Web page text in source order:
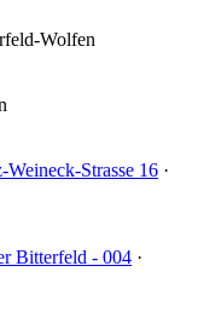
Wolfen
Strasse 16 ·
Bitterfeld - 004 ·